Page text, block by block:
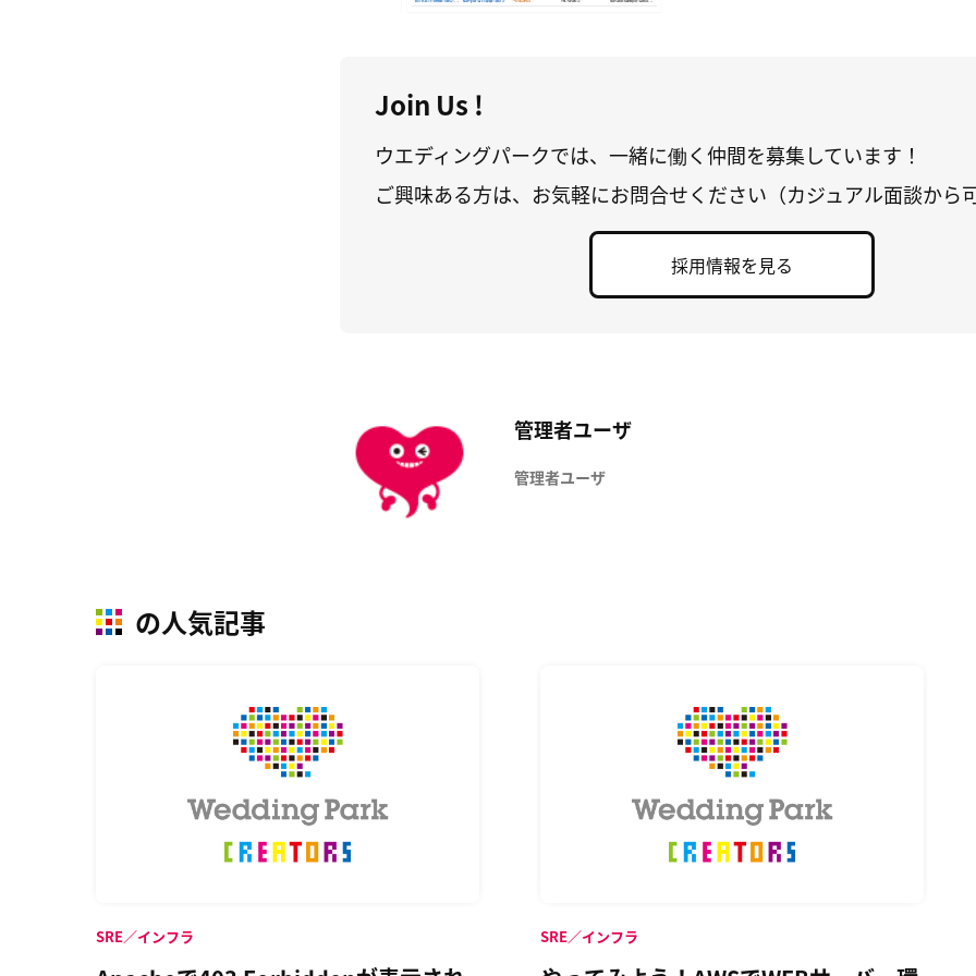
Join Us !
ウエディングパークでは、一緒に働く仲間を募集しています！
ご興味ある方は、お気軽にお問合せください（カジュアル面談から
採用情報を見る
管理者ユーザ
管理者ユーザ
の人気記事
SRE／インフラ SRE／インフラ